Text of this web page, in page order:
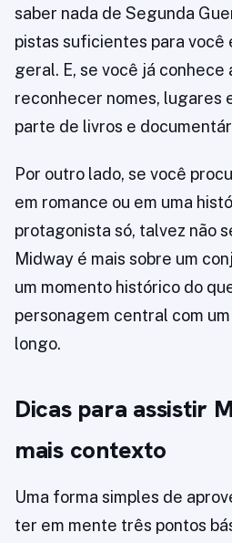
saber nada de Segunda
pistas suficientes para você
geral. E, se você já conhece
reconhecer nomes, lugares
parte de livros e
Por outro lado, se você
em romance ou em uma
protagonista só, talvez não
Midway é mais sobre um
um momento histórico do
personagem central com
longo.
Dicas para assistir
mais contexto
Uma forma simples de
ter em mente três pontos